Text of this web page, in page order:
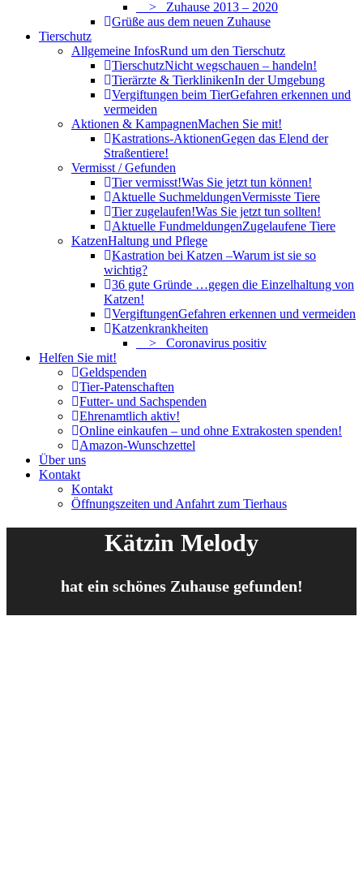
> Zuhause 2013 – 2020
Grüße aus dem neuen Zuhause
Tierschutz
Allgemeine InfosRund um den Tierschutz
TierschutzNicht wegschauen – handeln!
Tierärzte & TierklinikenIn der Umgebung
Vergiftungen beim TierGefahren erkennen und
vermeiden
Aktionen & KampagnenMachen Sie mit!
Kastrations-AktionenGegen das Elend der
Straßentiere!
Vermisst / Gefunden
Tier vermisst!Was Sie jetzt tun können!
Aktuelle SuchmeldungenVermisste Tiere
Tier zugelaufen!Was Sie jetzt tun sollten!
Aktuelle FundmeldungenZugelaufene Tiere
KatzenHaltung und Pflege
Kastration bei Katzen –Warum ist sie so
wichtig?
36 gute Gründe …gegen die Einzelhaltung von
Katzen!
VergiftungenGefahren erkennen und vermeiden
Katzenkrankheiten
> Coronavirus positiv
Helfen Sie mit!
Geldspenden
Tier-Patenschaften
Futter- und Sachspenden
Ehrenamtlich aktiv!
Online einkaufen – und ohne Extrakosten spenden!
Amazon-Wunschzettel
Über uns
Kontakt
Kontakt
Öffnungszeiten und Anfahrt zum Tierhaus
Kätzin Melody
hat ein schönes Zuhause gefunden!